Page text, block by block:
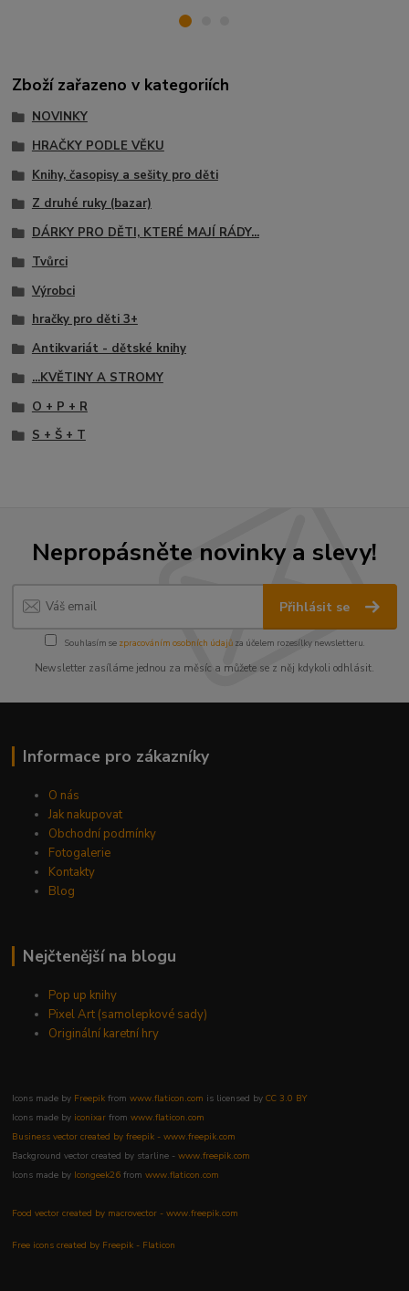
Zboží zařazeno v kategoriích
NOVINKY
HRAČKY PODLE VĚKU
Knihy, časopisy a sešity pro děti
Z druhé ruky (bazar)
DÁRKY PRO DĚTI, KTERÉ MAJÍ RÁDY...
Tvůrci
Výrobci
hračky pro děti 3+
Antikvariát - dětské knihy
...KVĚTINY A STROMY
O + P + R
S + Š + T
Nepropásněte novinky a slevy!
Přihlásit se
Souhlasím se zpracováním osobních údajůza účelem rozesílky newsletteru.
Newsletter zasíláme jednou za měsíc a můžete se z něj kdykoli odhlásit.
Informace pro zákazníky
O nás
Jak nakupovat
Obchodní podmínky
Fotogalerie
Kontakty
Blog
Nejčtenější na blogu
Pop up knihy
Pixel Art (samolepkové sady)
Originální karetní hry
Icons made by Freepik fromwww.flaticon.com is licensed byCC 3.0 BY
Icons made by iconixar fromwww.flaticon.com
Business vector created by freepik - www.freepik.com
Background vector created by starline -www.freepik.com
Icons made by Icongeek26 fromwww.flaticon.com
Food vector created by macrovector - www.freepik.com
Free icons created by Freepik - Flaticon